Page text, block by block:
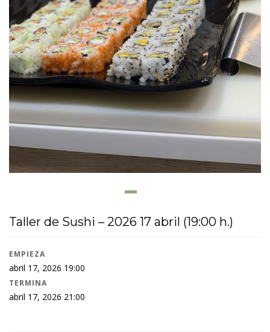
Taller de Sushi – 2026 17 abril (19:00 h.)
EMPIEZA
abril 17, 2026 19:00
TERMINA
abril 17, 2026 21:00